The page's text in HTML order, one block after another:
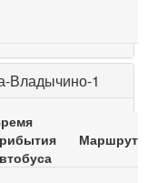
Владычино-1
Маршрут